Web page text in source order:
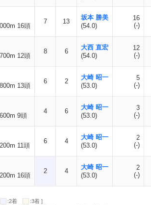
16頭
7 13
坂本 勝美
(54.0)
16
(-)
12頭
8 6
大西 直宏
(54.0)
12
(-)
13頭
6 2
大崎 昭一
(53.0)
5
(-)
9頭
4 6
大崎 昭一
(53.0)
3
(-)
11頭
6 4
大崎 昭一
(53.0)
2
(-)
16頭
2 4
大崎 昭一
(53.0)
2
(-)
:2着
:3着 ]